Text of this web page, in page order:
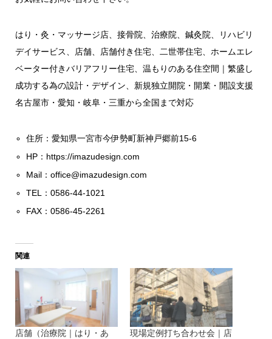
はり・灸・マッサージ店、接骨院、治療院、鍼灸院、リハビリ
デイサービス、店舗、店舗付き住宅、二世帯住宅、ホームエレ
ベーター付きバリアフリー住宅、温もりのある住空間｜繁盛し
成功する為の設計・デザイン、新規独立開院・開業・開設支援
名古屋市・愛知・岐阜・三重から全国まで対応
住所：愛知県一宮市今伊勢町新神戸郷前15-6
HP： https://imazudesign.com
Mail：office@imazudesign.com
TEL：0586-44-1021
FAX：0586-45-2261
関連
店舗（治療院｜はり・あ
現場定例打ち合わせ会｜店